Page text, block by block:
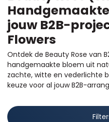
jouw B2B-
Flowers
Ontdek de Beauty Rose van
handgemaakte bloem uit
zachte, witte en vederlichte
keuze voor al jouw B2B-